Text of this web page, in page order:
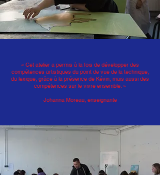
« Cet atelier a permis à la fois de développer des
compétences artistiques du point de vue de la technique,
du lexique, grâce à la présence de Kévin, mais aussi des
compétences sur le vivre ensemble. »
Johanna Moreau, enseignante